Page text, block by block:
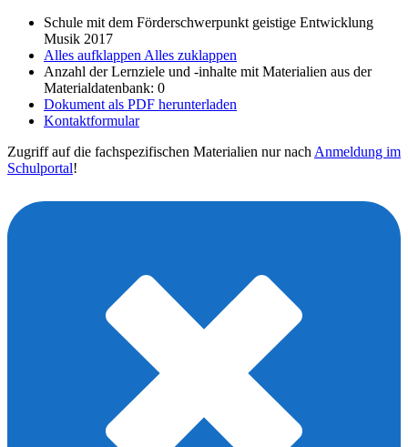
Schule mit dem Förderschwerpunkt geistige Entwicklung
Musik 2017
Alles aufklappen Alles zuklappen
Anzahl der Lernziele und -inhalte mit Materialien aus der
Materialdatenbank: 0
Dokument als PDF herunterladen
Kontaktformular
Zugriff auf die fachspezifischen Materialien nur nach Anmeldung im
Schulportal!